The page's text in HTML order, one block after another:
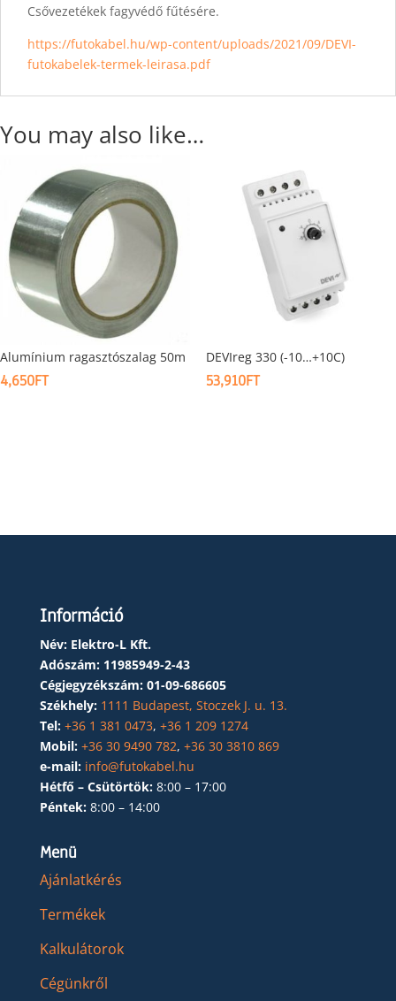
Csővezetékek fagyvédő fűtésére.
https://futokabel.hu/wp-content/uploads/2021/09/DEVI-
futokabelek-termek-leirasa.pdf
You may also like…
Alumínium ragasztószalag 50m
4,650FT
DEVIreg 330 (-10…+10C)
53,910FT
Információ
Név: Elektro-L Kft.
Adószám: 11985949-2-43
Cégjegyzékszám: 01-09-686605
Székhely: 1111 Budapest, Stoczek J. u. 13.
Tel: +36 1 381 0473, +36 1 209 1274
Mobil: +36 30 9490 782, +36 30 3810 869
e-mail: info@futokabel.hu
Hétfő – Csütörtök: 8:00 – 17:00
Péntek: 8:00 – 14:00
Menü
Ajánlatkérés
Termékek
Kalkulátorok
Cégünkről